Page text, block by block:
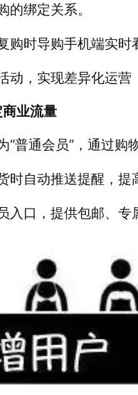
绑定关系。
购时导购手机端实时
动，实现差异化运营
业流量
“普通会员”，通过购
时自动推送提醒，提
入口，提供包邮、专